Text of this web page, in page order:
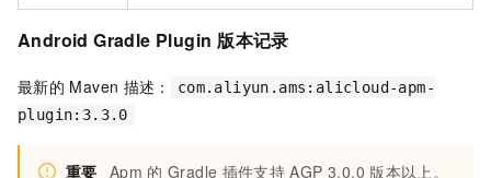
Android Gradle Plugin 版本记录
最新的 Maven 描述：
com.aliyun.ams:alicloud-apm-
plugin:3.3.0
重要 Apm 的 Gradle 插件支持 AGP 3.0.0 版本以上。